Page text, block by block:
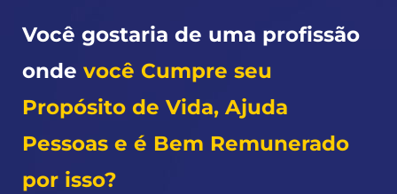
Você gostaria de uma profissão
onde você Cumpre seu
Propósito de Vida, Ajuda
Pessoas e é Bem Remunerado
por isso?